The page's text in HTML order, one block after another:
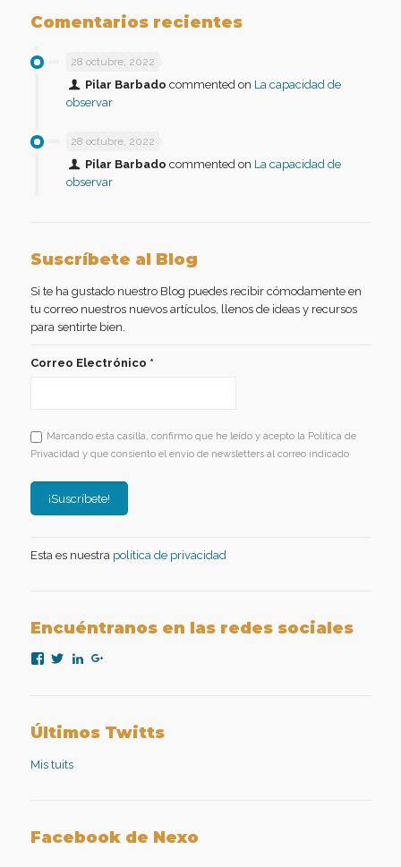
Comentarios recientes
28 octubre, 2022
Pilar Barbado commented on La capacidad de
observar
28 octubre, 2022
Pilar Barbado commented on La capacidad de
observar
Suscríbete al Blog
Si te ha gustado nuestro Blog puedes recibir cómodamente en
tu correo nuestros nuevos artículos, llenos de ideas y recursos
para sentirte bien.
Correo Electrónico *
Marcando esta casilla, confirmo que he leído y acepto la Política de
Privacidad y que consiento el envío de newsletters al correo indicado
Esta es nuestra política de privacidad
Encuéntranos en las redes sociales
Ver
Facebook
Ver
Twitter
Ver
aplicadaGoogle+
Últimos Twitts
Mis tuits
Facebook de Nexo